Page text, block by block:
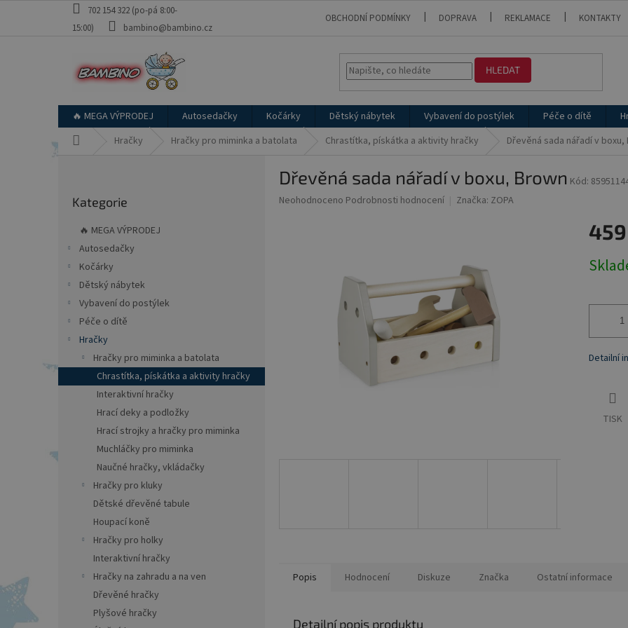
702 154 322 (po-pá 8:00-
15:00)
bambino@bambino.cz
OBCHODNÍ PODMÍNKY DOPRAVA REKLAMACE KONTAKTY
HLEDAT
🔥 MEGA VÝPRODEJ Autosedačky Kočárky Dětský nábytek Vybavení do postýlek Péče o dítě
Hračky Hračky pro miminka a batolata Chrastítka, pískátka a aktivity hračky Dřevěná sada nářadí v boxu,
l
kategorie
Kategorie
🔥 MEGA VÝPRODEJ
Autosedačky
Kočárky
Dětský nábytek
Vybavení do postýlek
Péče o dítě
Hračky
Hračky pro miminka a batolata
Chrastítka, pískátka a aktivity hračky
Interaktivní hračky
Hrací deky a podložky
Hrací strojky a hračky pro miminka
Muchláčky pro miminka
Naučné hračky, vkládačky
Hračky pro kluky
Dětské dřevěné tabule
Houpací koně
Hračky pro holky
Interaktivní hračky
Hračky na zahradu a na ven
Dřevěné hračky
Plyšové hračky
Dřevěná sada nářadí v boxu, Brown Kód:
Průměrné
Neohodnoceno Podrobnosti hodnocení Značka: ZOPA
cena:
Detailní
TISK
Popis Hodnocení Diskuze Značka Ostatní informace
Detailní popis produktu